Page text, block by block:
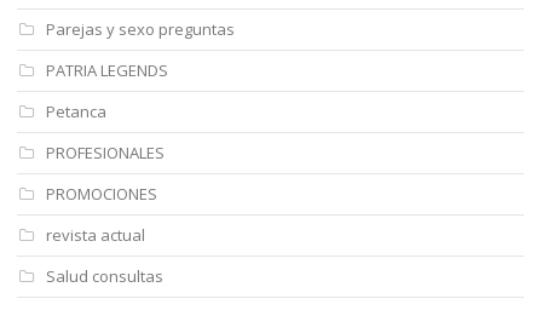
Parejas y sexo preguntas
PATRIA LEGENDS
Petanca
PROFESIONALES
PROMOCIONES
revista actual
Salud consultas